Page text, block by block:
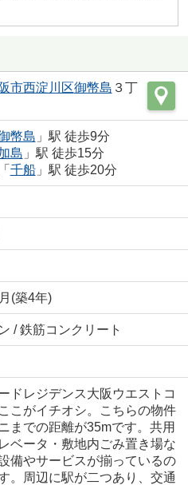
市西淀川区御幣島 ３丁
幣島 」駅 徒歩9分
島 」駅 徒歩15分
「 千船」駅 徒歩20分
(築4年)
/ 鉄筋コンクリート
ドレジデンス大阪ウエストコ
こがイチオシ。こちらの物件
までの距離が35mです。共用
ベータ・敷地内ごみ置き場な
備やサービスが揃っているの
。周辺に駅が二つあり、交通